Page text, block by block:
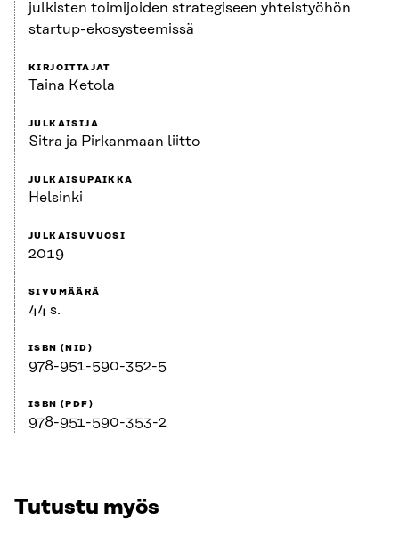
julkisten toimijoiden strategiseen yhteistyöhön
startup-ekosysteemissä
KIRJOITTAJAT
Taina Ketola
JULKAISIJA
Sitra ja Pirkanmaan liitto
JULKAISUPAIKKA
Helsinki
JULKAISUVUOSI
2019
SIVUMÄÄRÄ
44 s.
ISBN (NID)
978-951-590-352-5
ISBN (PDF)
978-951-590-353-2
Tutustu myös